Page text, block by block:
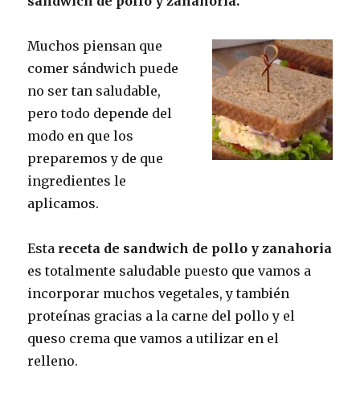
Muchos piensan que
comer sándwich puede
no ser tan saludable,
pero todo depende del
modo en que los
preparemos y de que
ingredientes le
aplicamos.
Esta receta de sandwich de pollo y zanahoria
es totalmente saludable puesto que vamos a
incorporar muchos vegetales, y también
proteínas gracias a la carne del pollo y el
queso crema que vamos a utilizar en el
relleno.